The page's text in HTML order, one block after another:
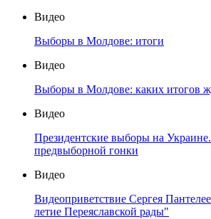
Видео
Выборы в Молдове: итоги
Видео
Выборы в Молдове: каких итогов
Видео
Президентские выборы на
предвыборной гонки
Видео
Видеоприветствие Сергея
летие Переяславской рады"